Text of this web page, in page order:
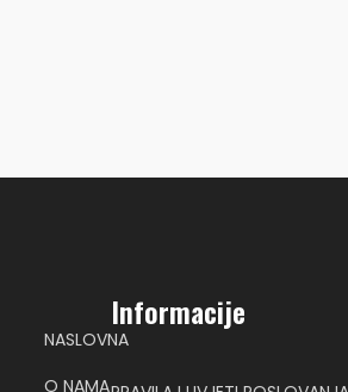
NASLOVNA
O NAMA
Informacije